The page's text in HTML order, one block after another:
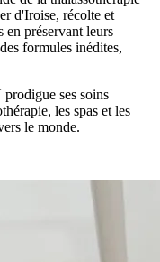
d'Iroise, récolte et
en préservant leurs
formules inédites,
ses soins
les spas et les
le monde.